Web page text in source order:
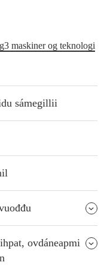
maskiner og teknologi
sámegillii
ovdáneapmi